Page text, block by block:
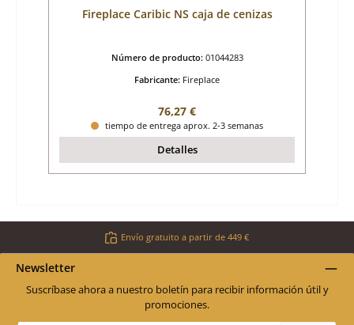
Fireplace Caribic NS caja de cenizas
Número de producto: 01044283
Fabricante: Fireplace
Precio normal:
76,27 €
tiempo de entrega aprox. 2-3 semanas
Detalles
Envío gratuito a partir de 449 €
Newsletter
Suscríbase ahora a nuestro boletín para recibir información útil y
promociones.